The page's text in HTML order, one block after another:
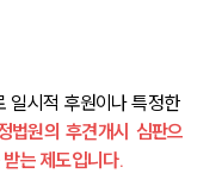
일시적 후원이나 특정한
법원의 후견개시 심판으
는 제도입니다.